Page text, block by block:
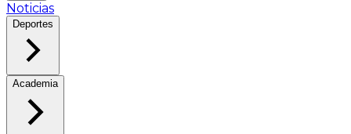
Noticias
Deportes
Academia